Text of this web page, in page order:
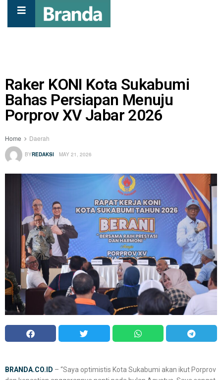
Raker KONI Kota Sukabumi
Bahas Persiapan Menuju
Porprov XV Jabar 2026
Home Daerah
BYREDAKSI MAY 21, 2026
BRANDA.CO.ID – “Saya optimistis Kota Sukabumi akan ikut Porprov